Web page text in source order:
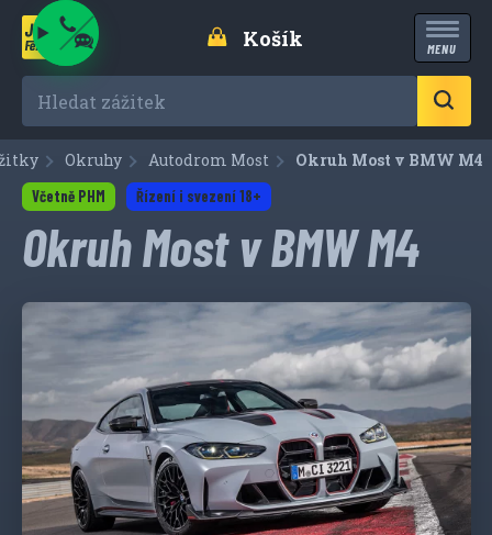
Košík MENU
Hledat zážitek
Okruhy Autodrom Most Aktuální:
Okruh Most v BMW M4
Včetně PHM Řízení i svezení 18+
Okruh Most v BMW M4